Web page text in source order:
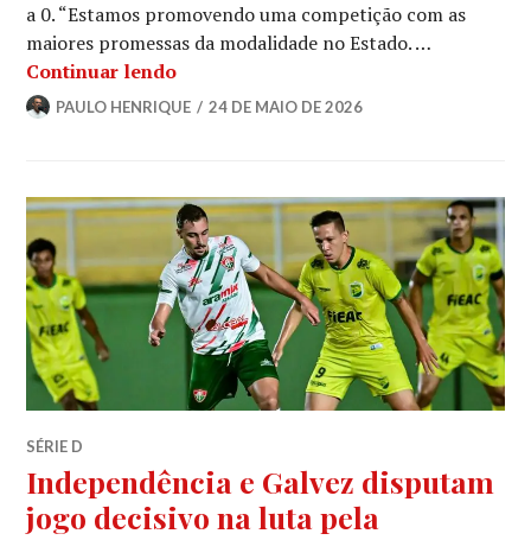
a 0. “Estamos promovendo uma competição com as
maiores promessas da modalidade no Estado. …
Continuar lendo
PAULO HENRIQUE 24 DE MAIO DE 2026
SÉRIE D
Independência e Galvez disputam
jogo decisivo na luta pela